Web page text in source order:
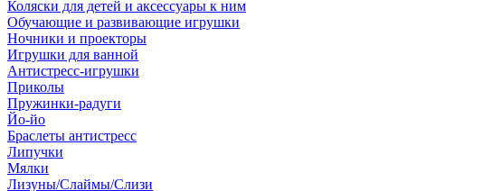
Коляски для детей и аксессуары к ним
Обучающие и развивающие игрушки
Ночники и проекторы
Игрушки для ванной
Антистресс-игрушки
Приколы
Пружинки-радуги
Йо-йо
Браслеты антистресс
Липучки
Мялки
Лизуны/Слаймы/Слизи